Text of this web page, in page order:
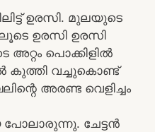
ഉരസി. മുലയുടെ
ഉരസി ഉരസി
പൊക്കിളിൽ
കുത്തി വച്ചുകൊണ്ട്
അരണ്ട വെളിച്ചം
ചേട്ടൻ